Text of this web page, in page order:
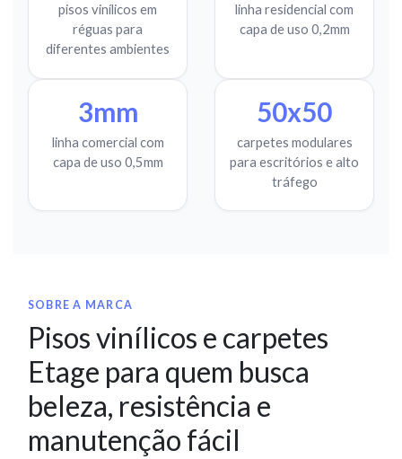
pisos vinílicos em
réguas para
diferentes ambientes
linha residencial com
capa de uso 0,2mm
3mm
linha comercial com
capa de uso 0,5mm
50x50
carpetes modulares
para escritórios e alto
tráfego
SOBRE A MARCA
Pisos vinílicos e carpetes
Etage para quem busca
beleza, resistência e
manutenção fácil